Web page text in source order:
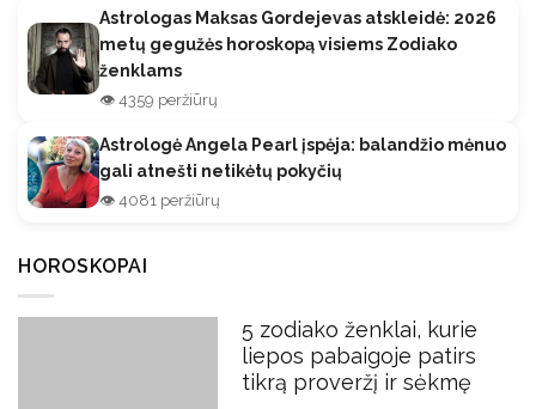
Astrologas Maksas Gordejevas atskleidė: 2026
metų gegužės horoskopą visiems Zodiako
ženklams
👁️ 4359 peržiūrų
Astrologė Angela Pearl įspėja: balandžio mėnuo
gali atnešti netikėtų pokyčių
👁️ 4081 peržiūrų
HOROSKOPAI
5 zodiako ženklai, kurie
liepos pabaigoje patirs
tikrą proveržį ir sėkmę